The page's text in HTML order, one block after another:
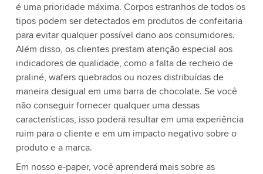
é uma prioridade máxima. Corpos estranhos de todos os
tipos podem ser detectados em produtos de confeitaria
para evitar qualquer possível dano aos consumidores.
Além disso, os clientes prestam atenção especial aos
indicadores de qualidade, como a falta de recheio de
praliné, wafers quebrados ou nozes distribuídas de
maneira desigual em uma barra de chocolate. Se você
não conseguir fornecer qualquer uma dessas
características, isso poderá resultar em uma experiência
ruim para o cliente e em um impacto negativo sobre o
produto e a marca.
Em nosso e-paper, você aprenderá mais sobre as